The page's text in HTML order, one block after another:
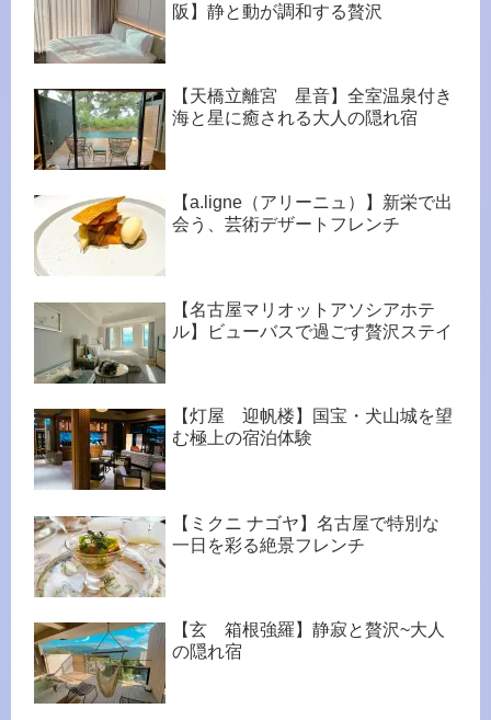
阪】静と動が調和する贅沢
【天橋立離宮 星音】全室温泉付き
海と星に癒される大人の隠れ宿
【a.ligne（アリーニュ）】新栄で出
会う、芸術デザートフレンチ
【名古屋マリオットアソシアホテ
ル】ビューバスで過ごす贅沢ステイ
【灯屋 迎帆楼】国宝・犬山城を望
む極上の宿泊体験
【ミクニ ナゴヤ】名古屋で特別な
一日を彩る絶景フレンチ
【玄 箱根強羅】静寂と贅沢~大人
の隠れ宿